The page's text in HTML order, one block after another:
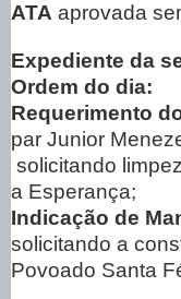
ATA aprovada
Expediente da
Ordem do dia:
Requerimento
par Junior
solicitando
a Esperança;
Indicação de
solicitando a
Povoado Santa